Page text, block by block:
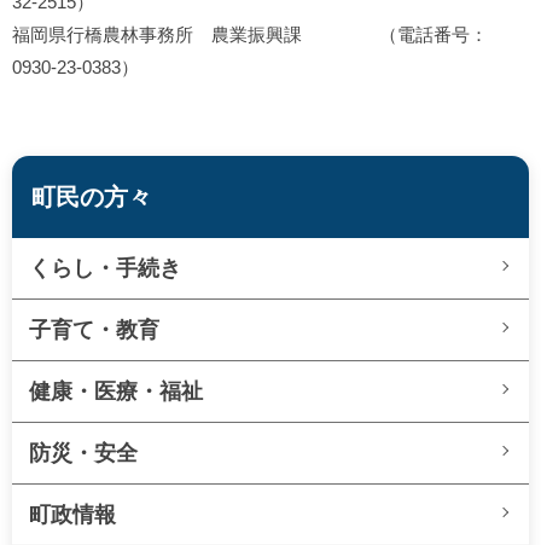
福岡県行橋農林事務所 農業振興課 （電話番号：
0930-23-0383）
町民の方々
くらし・手続き
子育て・教育
健康・医療・福祉
防災・安全
町政情報